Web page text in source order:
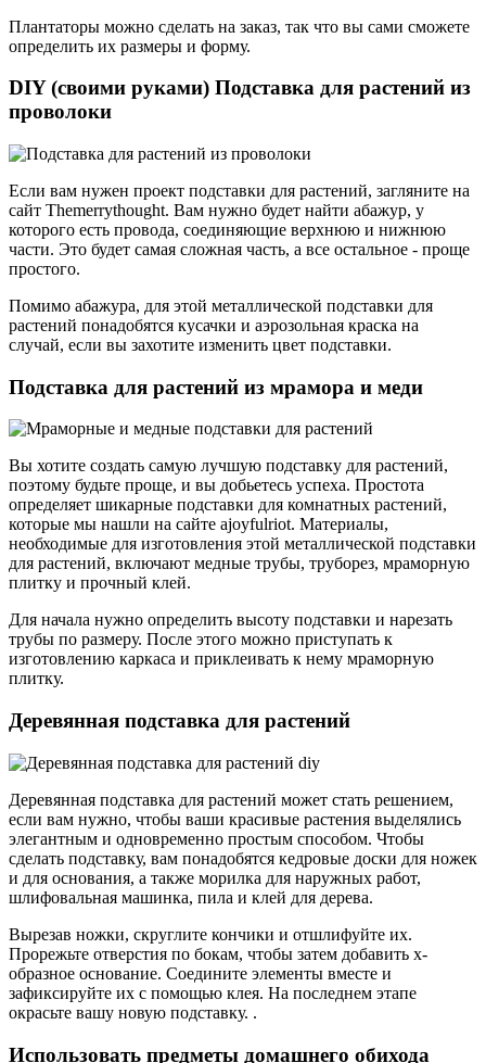
Плантаторы можно сделать на заказ, так что вы сами сможете
определить их размеры и форму.
DIY (своими руками) Подставка для растений из
проволоки
Если вам нужен проект подставки для растений, загляните на
сайт Themerrythought. Вам нужно будет найти абажур, у
которого есть провода, соединяющие верхнюю и нижнюю
части. Это будет самая сложная часть, а все остальное - проще
простого.
Помимо абажура, для этой металлической подставки для
растений понадобятся кусачки и аэрозольная краска на
случай, если вы захотите изменить цвет подставки.
Подставка для растений из мрамора и меди
Вы хотите создать самую лучшую подставку для растений,
поэтому будьте проще, и вы добьетесь успеха. Простота
определяет шикарные подставки для комнатных растений,
которые мы нашли на сайте ajoyfulriot. Материалы,
необходимые для изготовления этой металлической подставки
для растений, включают медные трубы, труборез, мраморную
плитку и прочный клей.
Для начала нужно определить высоту подставки и нарезать
трубы по размеру. После этого можно приступать к
изготовлению каркаса и приклеивать к нему мраморную
плитку.
Деревянная подставка для растений
Деревянная подставка для растений может стать решением,
если вам нужно, чтобы ваши красивые растения выделялись
элегантным и одновременно простым способом. Чтобы
сделать подставку, вам понадобятся кедровые доски для ножек
и для основания, а также морилка для наружных работ,
шлифовальная машинка, пила и клей для дерева.
Вырезав ножки, скруглите кончики и отшлифуйте их.
Прорежьте отверстия по бокам, чтобы затем добавить х-
образное основание. Соедините элементы вместе и
зафиксируйте их с помощью клея. На последнем этапе
окрасьте вашу новую подставку. .
Использовать предметы домашнего обихода